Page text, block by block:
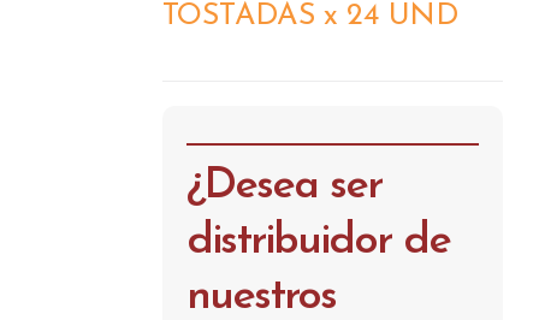
TOSTADAS x 24 UND
¿Desea ser
distribuidor de
nuestros